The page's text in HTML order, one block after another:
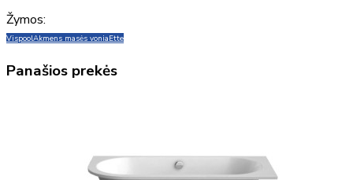
Žymos:
VispoolAkmens masės voniaEtte
Panašios prekės